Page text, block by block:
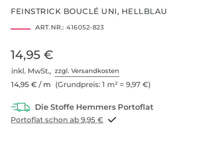
FEINSTRICK BOUCLÉ UNI, HELLBLAU
ART.NR.: 416052-823
14,95 €
inkl. MwSt.,zzgl. Versandkosten
14,95 € / m (Grundpreis: 1 m² = 9,97 €)
Portoflat schon ab 9,95 €